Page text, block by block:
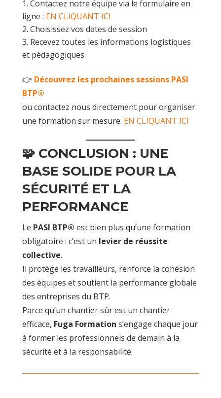
Contactez notre équipe via le formulaire en
ligne : EN CLIQUANT ICI
Choisissez vos dates de session
Recevez toutes les informations logistiques
et pédagogiques
👉 Découvrez les prochaines sessions PASI
BTP®
ou contactez nous directement pour organiser
une formation sur mesure. EN CLIQUANT ICI
🧩 CONCLUSION : UNE
BASE SOLIDE POUR LA
SÉCURITÉ ET LA
PERFORMANCE
Le PASI BTP® est bien plus qu’une formation
obligatoire : c’est un levier de réussite
collective.
Il protège les travailleurs, renforce la cohésion
des équipes et soutient la performance globale
des entreprises du BTP.
Parce qu’un chantier sûr est un chantier
efficace, Fuga Formation s’engage chaque jour
à former les professionnels de demain à la
sécurité et à la responsabilité.